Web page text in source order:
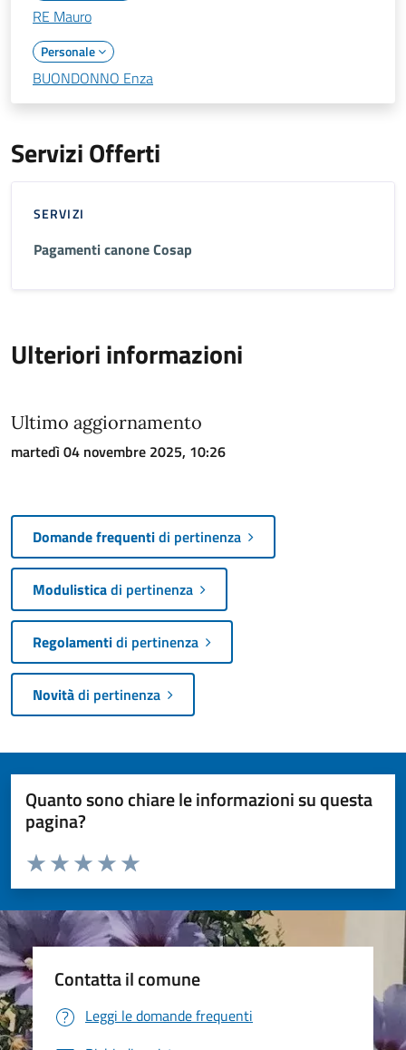
RE Mauro
Personale
BUONDONNO Enza
Servizi Offerti
SERVIZI
Pagamenti canone Cosap
Ulteriori informazioni
Ultimo aggiornamento
martedì 04 novembre 2025, 10:26
Domande frequentidi pertinenza
Modulisticadi pertinenza
Regolamentidi pertinenza
Novitàdi pertinenza
Quanto sono chiare le informazioni su questa
pagina?
Valuta da 1 a 5 stelle la pagina
Valuta 5 stelle su 5
Valuta 4 stelle su 5
Valuta 3 stelle su 5
Valuta 2 stelle su 5
Valuta 1 stelle su 5
Contatta il comune
Leggi le domande frequenti